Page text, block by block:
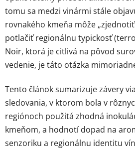
tomu sa medzi vinármi stále
rovnakého kmeňa môže
potlačiť regionálnu typickosť
Noir, ktorá je citlivá na pôvod
vedenie, je táto otázka
Tento článok sumarizuje závery
sledovania, v ktorom bola v
regiónoch použitá zhodná
kmeňom, a hodnotí dopad na
senzoriku a regionálnu identitu